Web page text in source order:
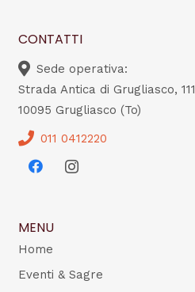
CONTATTI
Sede operativa:
Strada Antica di Grugliasco, 111
10095 Grugliasco (To)
011 0412220
MENU
Home
Eventi & Sagre